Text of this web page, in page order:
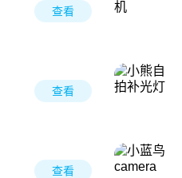
查看
查看
查看